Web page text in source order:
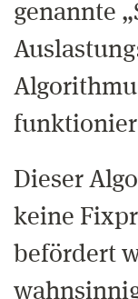
genannte
Dieser
keine
befördert